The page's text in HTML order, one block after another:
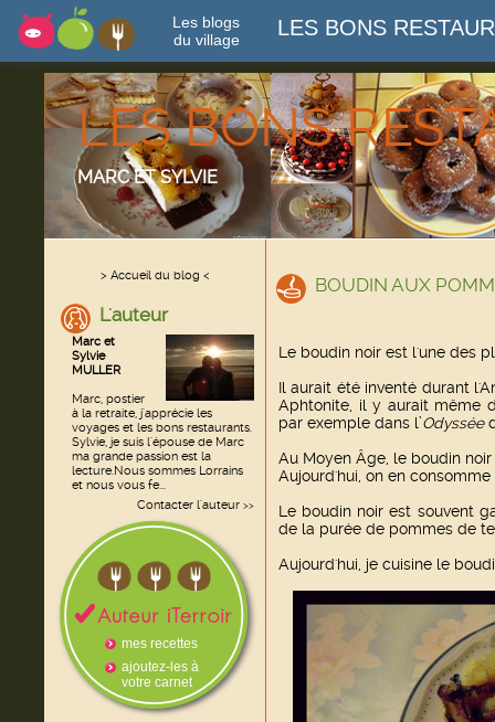
Les blogs
du village
LES BONS
LES BONS
MARC ET SYLVIE
> Accueil du blog <
L'auteur
Marc et
Sylvie
MULLER
Marc, postier
à la retraite, j'apprécie les
voyages et les bons restaurants.
Sylvie, je suis l'épouse de Marc
ma grande passion est la
lecture.Nous sommes Lorrains
et nous vous fe...
Contacter l'auteur >>
mes recettes
ajoutez-les à
votre carnet
BOUDIN AUX
Le boudin noir est l'une des
Il aurait été inventé durant
Aphtonite, il y aurait même
par exemple dans l’Odyssée
Au Moyen Âge, le boudin
Aujourd'hui, on en
Le boudin noir est souvent
de la purée de pommes de
Aujourd'hui, je cuisine le